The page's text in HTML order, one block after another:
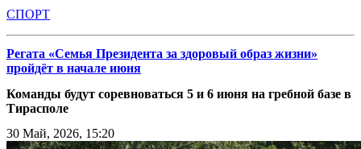
СПОРТ
Регата «Семья Президента за здоровый образ жизни»
пройдёт в начале июня
Команды будут соревноваться 5 и 6 июня на гребной базе в
Тирасполе
30 Май, 2026, 15:20